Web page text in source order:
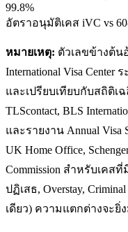
99.8%
อัตราอนุมัติเคส iVC vs
หมายเหตุ: ตัวเลขข้างต้น
International Visa Center
และเปรียบเทียบกับสถิติเ
TLScontact, BLS
และรายงาน Annual Visa
UK Home Office,
Commission สำหรับเคส
ปฏิเสธ, Overstay,
เดียว) ความแตกต่างจะยิ่